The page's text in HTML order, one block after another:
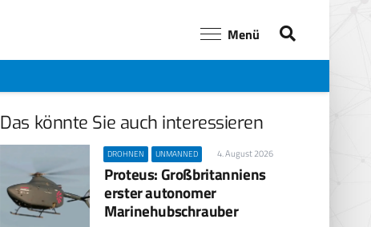
Menü
Das könnte Sie auch interessieren
DROHNEN UNMANNED 4. August 2026
Proteus: Großbritanniens
erster autonomer
Marinehubschrauber